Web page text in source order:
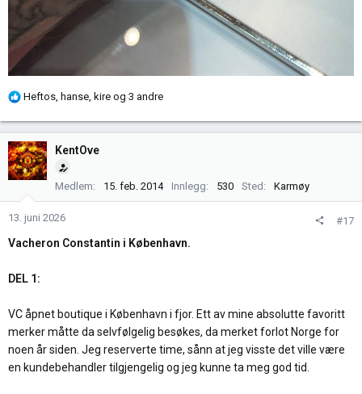
R
k
s
j
e
r
Heftos hanse kire og 3 andre
KentOve
Medlem 15. feb. 2014 Innlegg 530 Sted Karmøy
13. juni 2026 #17
Vacheron Constantin i København.
DEL 1:
VC åpnet boutique i København i fjor. Ett av mine absolutte favoritt
merker måtte da selvfølgelig besøkes, da merket forlot Norge for
noen år siden. Jeg reserverte time, sånn at jeg visste det ville være
en kundebehandler tilgjengelig og jeg kunne ta meg god tid.